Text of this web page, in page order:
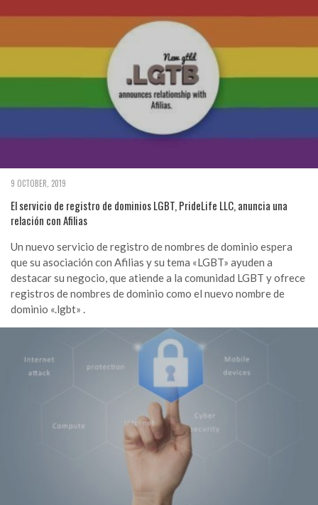
9 OCTOBER, 2019
El servicio de registro de dominios LGBT, PrideLife LLC, anuncia una
relación con Afilias
Un nuevo servicio de registro de nombres de dominio espera
que su asociación con Afilias y su tema «LGBT» ayuden a
destacar su negocio, que atiende a la comunidad LGBT y ofrece
registros de nombres de dominio como el nuevo nombre de
dominio «.lgbt» .